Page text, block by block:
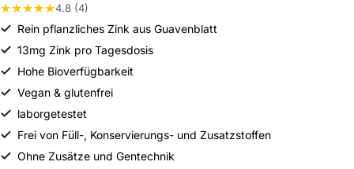
4.8 (4)
Rein pflanzliches Zink aus Guavenblatt
13mg Zink pro Tagesdosis
Hohe Bioverfügbarkeit
Vegan & glutenfrei
laborgetestet
Frei von Füll-, Konservierungs- und Zusatzstoffen
Ohne Zusätze und Gentechnik